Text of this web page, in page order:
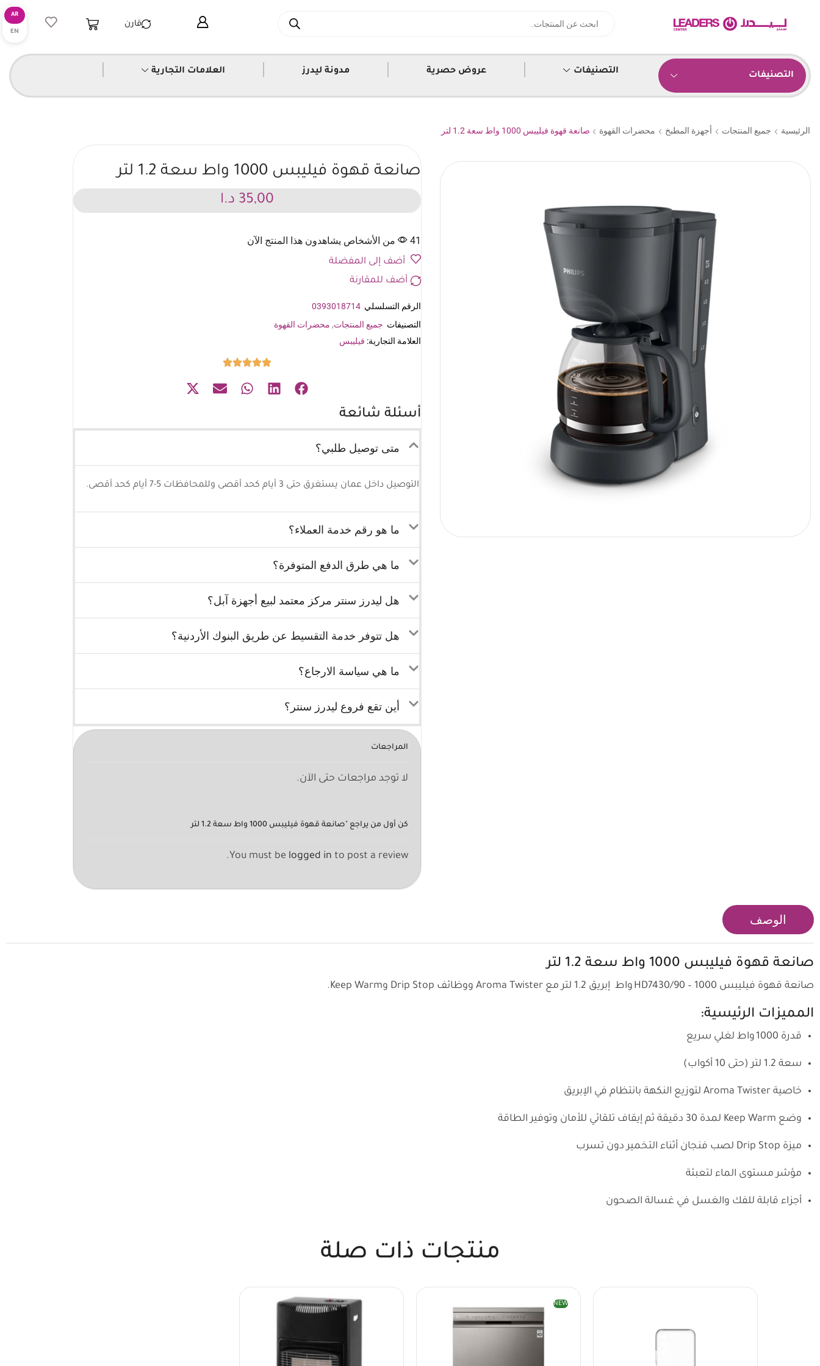
قارن
التصنيفات التصنيفات عروض حصرية مدونة ليدرز العلامات التجارية
الرئيسية جميع المنتجات أجهزة المطبخ محضرات القهوة صانعة قهوة فيليبس 1000 واط سعة 1.2 لتر
صانعة قهوة فيليبس 1000 واط سعة 1.2 لتر
35,00 د.ا
41 من الأشخاص يشاهدون هذا المنتج الآن
أضف إلى المفضلة
أضف للمقارنة
الرقم التسلسلي 0393018714
التصنيفات جميع المنتجات, محضرات القهوة
العلامة التجارية: فيليبس
أسئلة شائعة
متى توصيل طلبي؟
التوصيل داخل عمان يستغرق حتى 3 أيام كحد أقصى وللمحافظات 5-7 أيام كحد أقصى.
ما هو رقم خدمة العملاء؟
ما هي طرق الدفع المتوفرة؟
هل ليدرز سنتر مركز معتمد لبيع أجهزة آبل؟
هل تتوفر خدمة التقسيط عن طريق البنوك الأردنية؟
ما هي سياسة الارجاع؟
أين تقع فروع ليدرز سنتر؟
المراجعات
لا توجد مراجعات حتى الآن.
كن أول من يراجع "صانعة قهوة فيليبس 1000 واط سعة 1.2 لتر
You must be logged in to post a review.
الوصف
صانعة قهوة فيليبس 1000 واط سعة 1.2 لتر
صانعة قهوة فيليبس HD7430/90 – 1000 واط إبريق 1.2 لتر مع Aroma Twister ووظائف Drip Stop وKeep Warm.
المميزات الرئيسية:
قدرة 1000 واط لغلي سريع
سعة 1.2 لتر (حتى 10 أكواب)
خاصية Aroma Twister لتوزيع النكهة بانتظام في الإبريق
وضع Keep Warm لمدة 30 دقيقة ثم إيقاف تلقائي للأمان وتوفير الطاقة
ميزة Drip Stop لصب فنجان أثناء التخمير دون تسرب
مؤشر مستوى الماء لتعبئة
أجزاء قابلة للفك والغسل في غسالة الصحون
منتجات ذات صلة
NEW